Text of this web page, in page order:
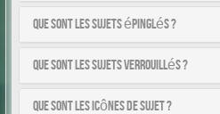
Que sont les sujets épinglés ?
Que sont les sujets verrouillés ?
Que sont les icônes de sujet ?